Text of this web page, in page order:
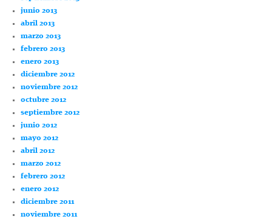
junio 2013
abril 2013
marzo 2013
febrero 2013
enero 2013
diciembre 2012
noviembre 2012
octubre 2012
septiembre 2012
junio 2012
mayo 2012
abril 2012
marzo 2012
febrero 2012
enero 2012
diciembre 2011
noviembre 2011